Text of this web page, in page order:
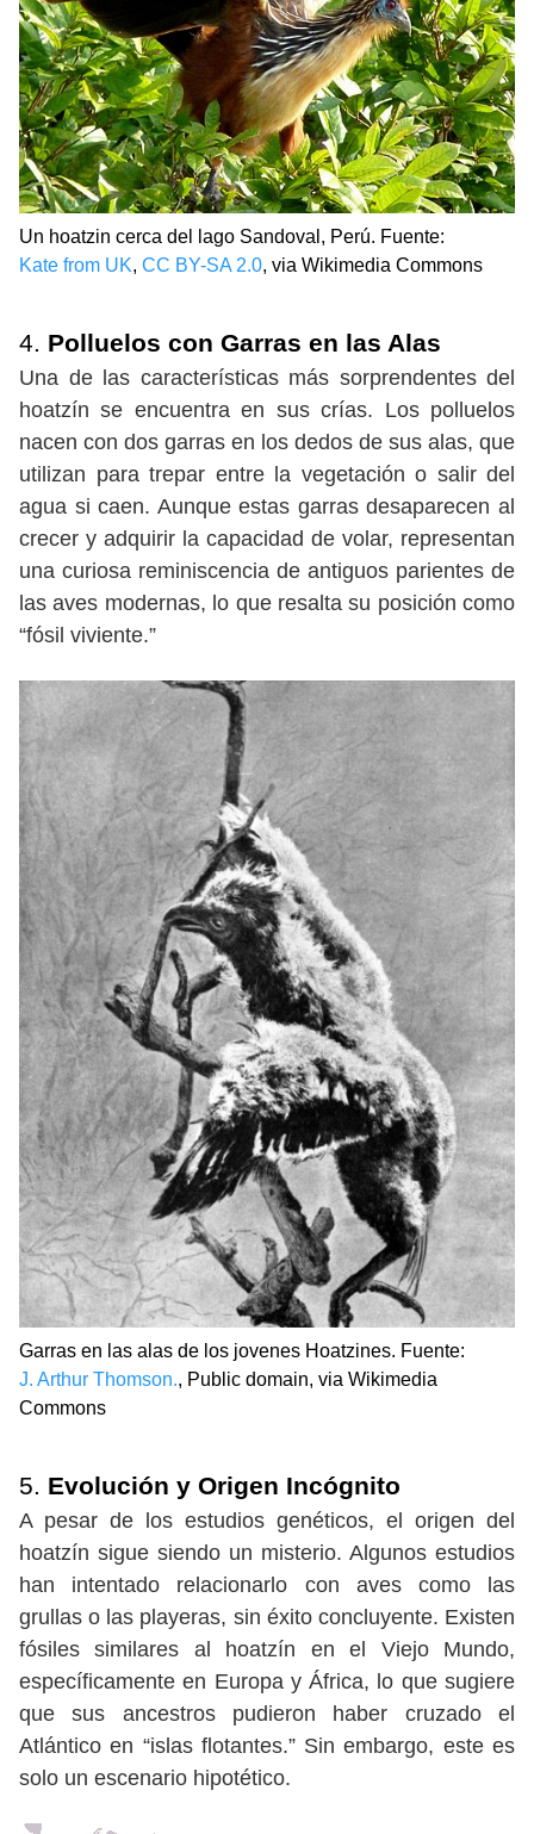
Un hoatzin cerca del lago Sandoval, Perú. Fuente:
Kate from UK, CC BY-SA 2.0, via Wikimedia Commons
4. Polluelos con Garras en las Alas
Una de las características más sorprendentes del
hoatzín se encuentra en sus crías. Los polluelos
nacen con dos garras en los dedos de sus alas, que
utilizan para trepar entre la vegetación o salir del
agua si caen. Aunque estas garras desaparecen al
crecer y adquirir la capacidad de volar, representan
una curiosa reminiscencia de antiguos parientes de
las aves modernas, lo que resalta su posición como
“fósil viviente.”
Garras en las alas de los jovenes Hoatzines. Fuente:
J. Arthur Thomson., Public domain, via Wikimedia
Commons
5. Evolución y Origen Incógnito
A pesar de los estudios genéticos, el origen del
hoatzín sigue siendo un misterio. Algunos estudios
han intentado relacionarlo con aves como las
grullas o las playeras, sin éxito concluyente. Existen
fósiles similares al hoatzín en el Viejo Mundo,
específicamente en Europa y África, lo que sugiere
que sus ancestros pudieron haber cruzado el
Atlántico en “islas flotantes.” Sin embargo, este es
solo un escenario hipotético.